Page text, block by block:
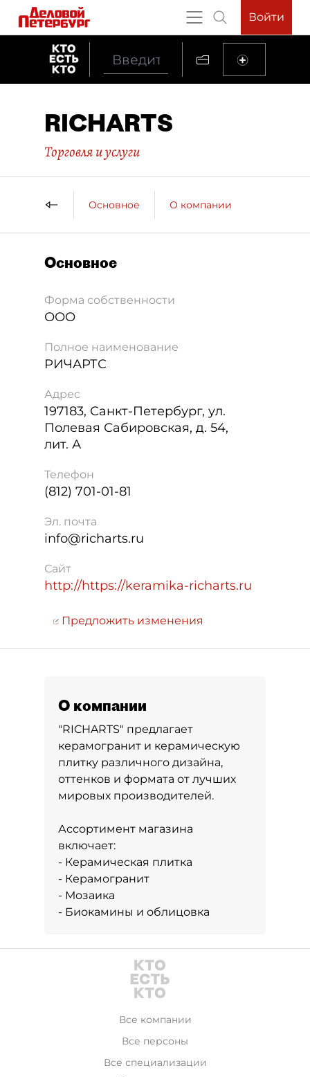
Войти
RICHARTS
Торговля и услуги
Основное О компании
Основное
Форма собственности
ООО
Полное наименование
РИЧАРТС
Адрес
197183, Санкт-Петербург, ул.
Полевая Сабировская, д. 54,
лит. А
Телефон
(812) 701-01-81
Эл. почта
info@richarts.ru
Сайт
http://https://keramika-richarts.ru
Предложить изменения
О компании
"RICHARTS" предлагает
керамогранит и керамическую
плитку различного дизайна,
оттенков и формата от лучших
мировых производителей.
Ассортимент магазина
включает:
- Керамическая плитка
- Керамогранит
- Мозаика
- Биокамины и облицовка
Все компании
Все персоны
Все специализации